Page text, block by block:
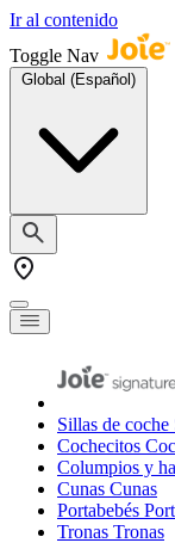
Ir al contenido
Toggle Nav
Global (Español)
Sillas de coche
Cochecitos
Columpios y
Cunas Cunas
Portabebés
Tronas Tronas